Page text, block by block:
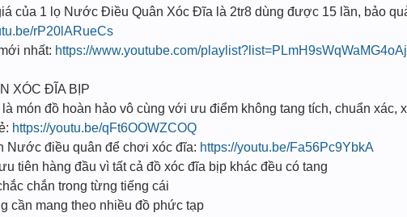
của 1 lọ Nước Điều Quân Xóc Đĩa là 2tr8 dùng được 15 lần, bảo
rP20lARueCs
nhất: https://www.youtube.com/
XÓC ĐĨA BỊP
món đồ hoàn hảo vô cùng với ưu điểm không tang tích, chuẩn xác,
https://youtu.be/qFt6OOWZCOQ
Nước điều quân để chơi xóc đĩa: https://youtu.be/Fa56Pc9YbkA
tiên hàng đầu vì tất cả đồ xóc đĩa bịp khác đều có tang
chắn trong từng tiếng cái
cần mang theo nhiều đồ phức tạp